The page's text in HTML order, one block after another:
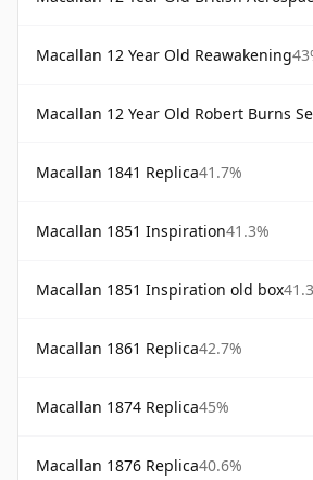
Macallan 12 Year Old Reawakening
Macallan 12 Year Old Robert Burns
Macallan 1841 Replica41.7%
Macallan 1851 Inspiration41.3%
Macallan 1851 Inspiration old box
Macallan 1861 Replica42.7%
Macallan 1874 Replica45%
Macallan 1876 Replica40.6%